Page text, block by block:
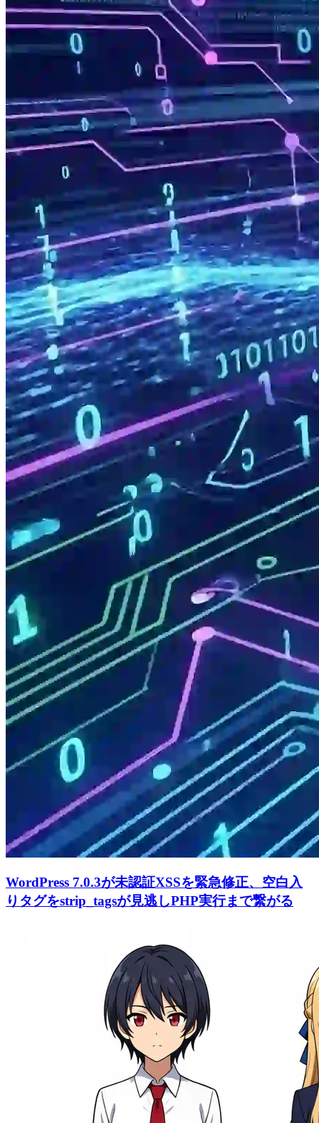
WordPress 7.0.3が未認証XSSを緊急修正、空白入
りタグをstrip_tagsが見逃しPHP実行まで繋がる